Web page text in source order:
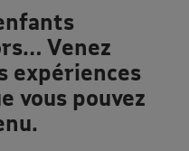
Venez
expériences
vous pouvez